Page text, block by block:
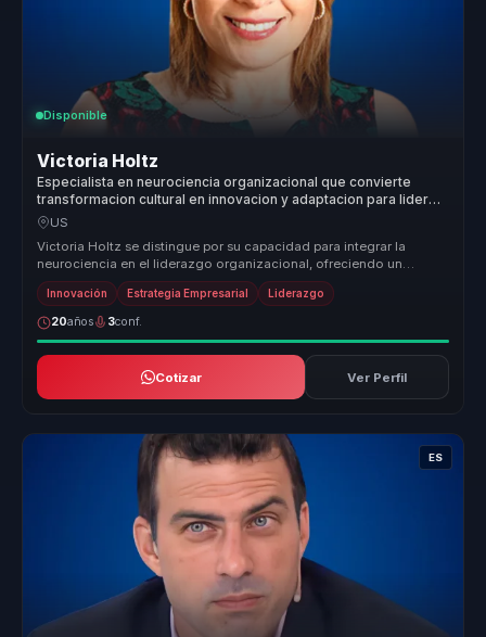
Disponible
Victoria Holtz
Especialista en neurociencia organizacional que convierte
transformacion cultural en innovacion y adaptacion para lideres
y empresas.
US
Victoria Holtz se distingue por su capacidad para integrar la
neurociencia en el liderazgo organizacional, ofreciendo un
enfoque innovado...
Innovación Estrategia Empresarial Liderazgo
20años 3conf.
Cotizar Ver Perfil
ES